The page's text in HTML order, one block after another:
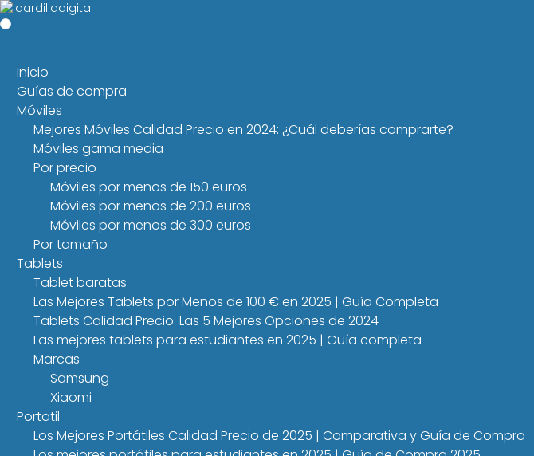
Inicio
Guías de compra
Móviles
Mejores Móviles Calidad Precio en 2024: ¿Cuál deberías comprarte?
Móviles gama media
Por precio
Móviles por menos de 150 euros
Móviles por menos de 200 euros
Móviles por menos de 300 euros
Por tamaño
Tablets
Tablet baratas
Las Mejores Tablets por Menos de 100 € en 2025 | Guía Completa
Tablets Calidad Precio: Las 5 Mejores Opciones de 2024
Las mejores tablets para estudiantes en 2025 | Guía completa
Marcas
Samsung
Xiaomi
Portatil
Los Mejores Portátiles Calidad Precio de 2025 | Comparativa y Guía de Compra